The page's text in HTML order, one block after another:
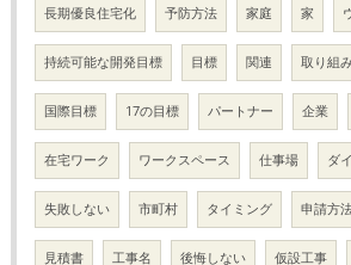
長期優良住宅化 予防方法 家庭 家
持続可能な開発目標 目標 関連 取り組
国際目標 17の目標 パートナー 企業
在宅ワーク ワークスペース 仕事場 ダ
失敗しない 市町村 タイミング 申請方
見積書 工事名 後悔しない 仮設工事